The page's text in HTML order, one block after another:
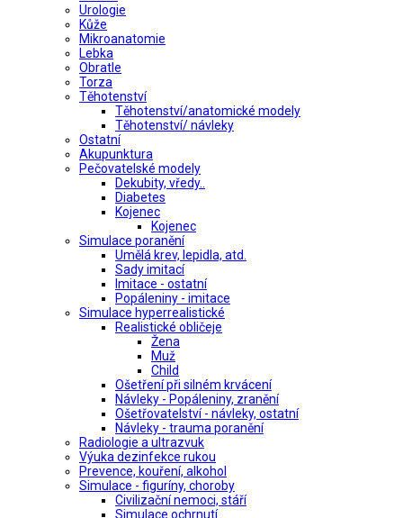
Urologie
Kůže
Mikroanatomie
Lebka
Obratle
Torza
Těhotenství
Těhotenství/anatomické modely
Těhotenství/ návleky
Ostatní
Akupunktura
Pečovatelské modely
Dekubity, vředy..
Diabetes
Kojenec
Kojenec
Simulace poranění
Umělá krev, lepidla, atd.
Sady imitací
Imitace - ostatní
Popáleniny - imitace
Simulace hyperrealistické
Realistické obličeje
Žena
Muž
Child
Ošetření při silném krvácení
Návleky - Popáleniny, zranění
Ošetřovatelství - návleky, ostatní
Návleky - trauma poranění
Radiologie a ultrazvuk
Výuka dezinfekce rukou
Prevence, kouření, alkohol
Simulace - figuríny, choroby
Civilizační nemoci, stáří
Simulace ochrnutí